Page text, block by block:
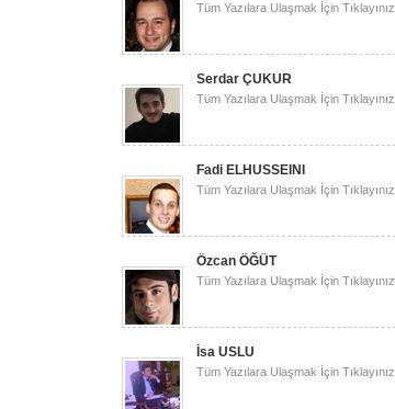
Tüm Yazılara Ulaşmak İçin Tıklayınız.
Serdar ÇUKUR
Tüm Yazılara Ulaşmak İçin Tıklayınız.
Fadi ELHUSSEINI
Tüm Yazılara Ulaşmak İçin Tıklayınız.
Özcan ÖĞÜT
Tüm Yazılara Ulaşmak İçin Tıklayınız.
İsa USLU
Tüm Yazılara Ulaşmak İçin Tıklayınız.